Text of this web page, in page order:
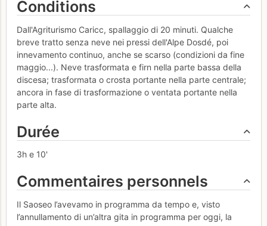
Conditions
Dall'Agriturismo Caricc, spallaggio di 20 minuti. Qualche
breve tratto senza neve nei pressi dell'Alpe Dosdé, poi
innevamento continuo, anche se scarso (condizioni da fine
maggio...). Neve trasformata e firn nella parte bassa della
discesa; trasformata o crosta portante nella parte centrale;
ancora in fase di trasformazione o ventata portante nella
parte alta.
Durée
3h e 10'
Commentaires personnels
Il Saoseo l’avevamo in programma da tempo e, visto
l’annullamento di un’altra gita in programma per oggi, la